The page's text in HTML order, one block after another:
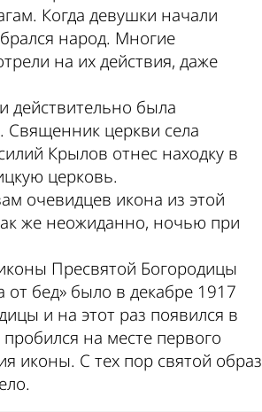
Когда девушки начали
народ. Многие
на их действия, даже
действительно была
Священник церкви села
Крылов отнес находку в
церковь.
очевидцев икона из этой
же неожиданно, ночью при
Пресвятой Богородицы
от бед» было в декабре 1917
и на этот раз появился в
на месте первого
иконы. С тех пор святой образ